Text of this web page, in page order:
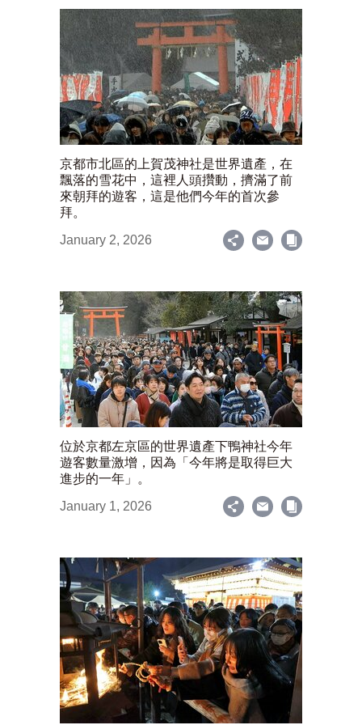
京都市北區的上賀茂神社是世界遺產，在
飄落的雪花中，這裡人頭攢動，擠滿了前
來朝拜的遊客，這是他們今年的首次參
拜。
January 2, 2026
位於京都左京區的世界遺產下鴨神社今年
遊客數量激增，因為「今年將是取得巨大
進步的一年」。
January 1, 2026